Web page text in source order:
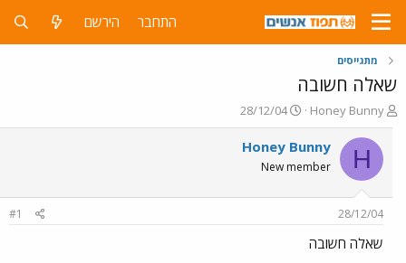
התחבר הירשם
מתגייסים
שאלה חשובה
פ
ו
ת
ח
ה
ש
א
Honey Bunny
פ
ו
ר
ס
ם
28/12/04
H
Honey Bunny
New member
28/12/04
#1
שאלה חשובה